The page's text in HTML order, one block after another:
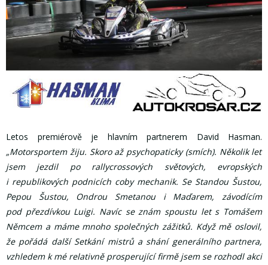
Letos premiérově je hlavním partnerem David Hasman.
„Motorsportem žiju. Skoro až psychopaticky (smích). Několik let
jsem jezdil po rallycrossových světových, evropských
i republikových podnicích coby mechanik. Se Standou Šustou,
Pepou Šustou, Ondrou Smetanou i Maďarem, závodícím
pod přezdívkou Luigi. Navíc se znám spoustu let s Tomášem
Němcem a máme mnoho společných zážitků. Když mě oslovil,
že pořádá další Setkání mistrů a shání generálního partnera,
vzhledem k mé relativně prosperující firmě jsem se rozhodl akci